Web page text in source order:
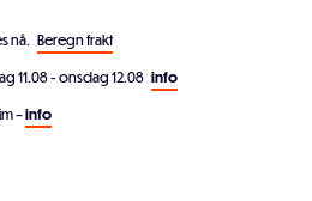
nå. Beregn frakt
11.08 - onsdag 12.08 info
–info